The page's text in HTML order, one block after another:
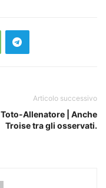
Articolo successivo
Toto-Allenatore | Anche
Troise tra gli osservati.